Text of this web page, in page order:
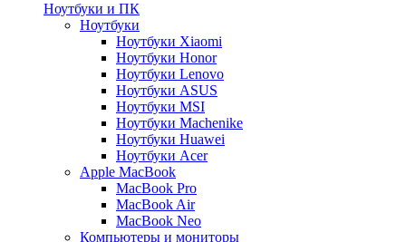
Ноутбуки и ПК
Ноутбуки
Ноутбуки Xiaomi
Ноутбуки Honor
Ноутбуки Lenovo
Ноутбуки ASUS
Ноутбуки MSI
Ноутбуки Machenike
Ноутбуки Huawei
Ноутбуки Acer
Apple MacBook
MacBook Pro
MacBook Air
MacBook Neo
Компьютеры и мониторы